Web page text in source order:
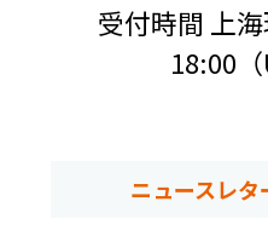
受付時間 上
18:00（
ニュースレ